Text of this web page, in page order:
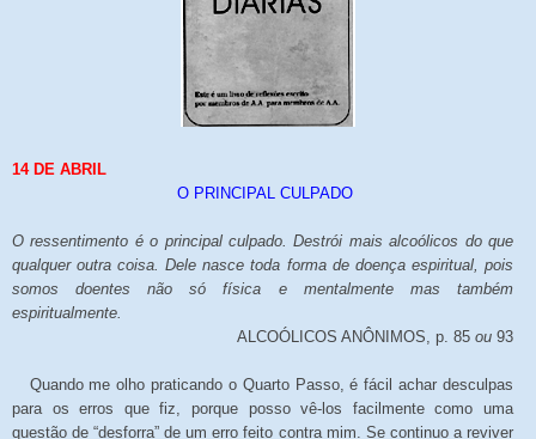
14 DE ABRIL
O PRINCIPAL CULPADO
O ressentimento é o principal culpado. Destrói mais alcoólicos do que
qualquer outra coisa. Dele nasce toda forma de doença espiritual, pois
somos doentes não só física e mentalmente mas também
espiritualmente.
ALCOÓLICOS ANÔNIMOS, p. 85 ou93
Quando me olho praticando o Quarto Passo, é fácil achar desculpas
para os erros que fiz, porque posso vê-los facilmente como uma
questão de “desforra” de um erro feito contra mim. Se continuo a reviver